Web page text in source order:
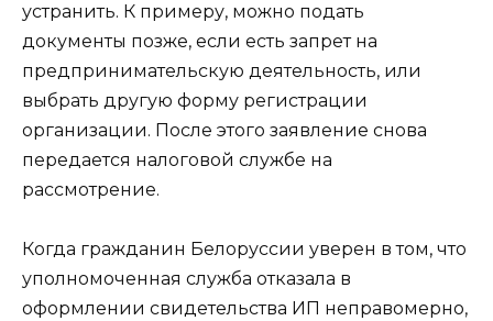
устранить. К примеру, можно подать
документы позже, если есть запрет на
предпринимательскую деятельность, или
выбрать другую форму регистрации
организации. После этого заявление снова
передается налоговой службе на
рассмотрение.
Когда гражданин Белоруссии уверен в том, что
уполномоченная служба отказала в
оформлении свидетельства ИП неправомерно,